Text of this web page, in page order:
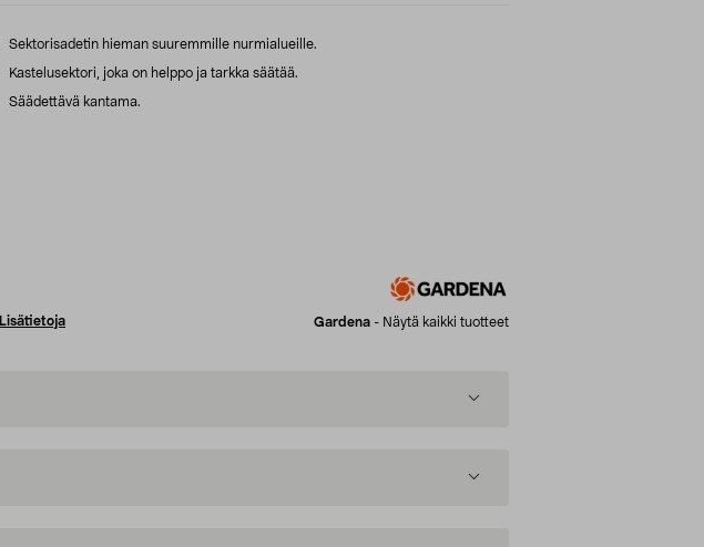
Sektorisadetin hieman suuremmille nurmialueille.
Kastelusektori, joka on helppo ja tarkka säätää.
Säädettävä kantama.
Lisätietoja Gardena - Näytä kaikki tuotteet